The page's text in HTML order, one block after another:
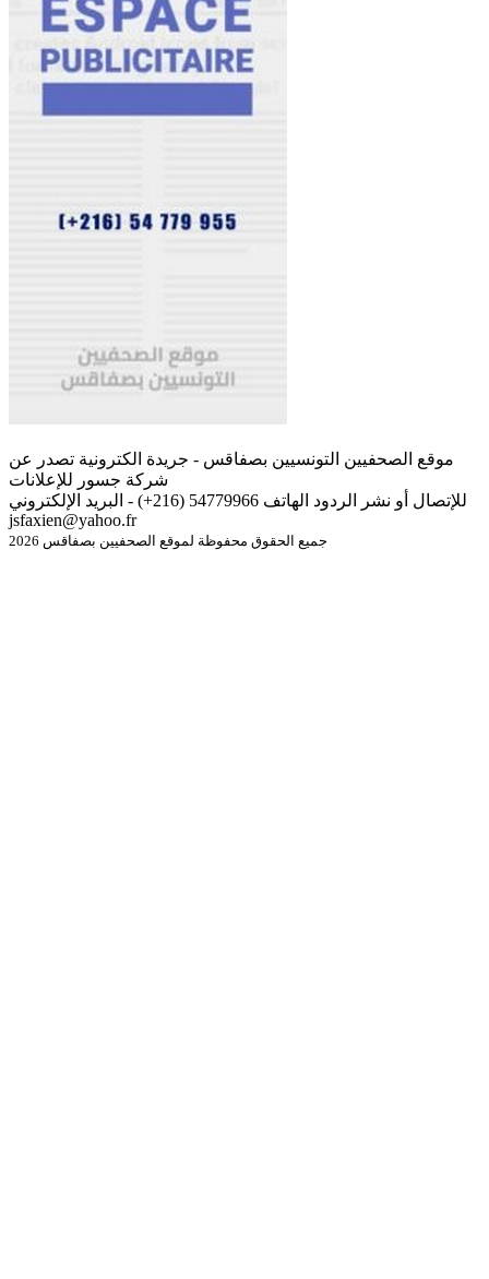
موقع الصحفيين التونسيين بصفاقس - جريدة الكترونية تصدر عن
شركة جسور للإعلانات
للإتصال أو نشر الردود الهاتف 54779966 (216+) - البريد الإلكتروني
jsfaxien@yahoo.fr
جميع الحقوق محفوظة لموقع الصحفيين بصفاقس 2026